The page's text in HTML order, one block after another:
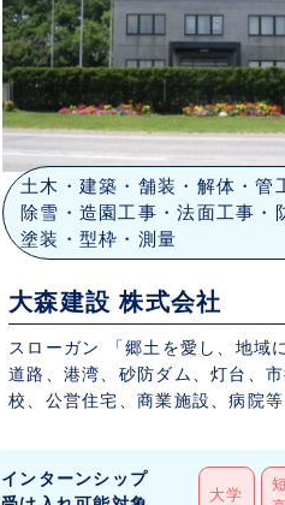
土木・建築・舗装・解体・管
除雪・造園工事・法面工事・
塗装・型枠・測量
大森建設 株式会社
スローガン 「郷土を愛し、地域
道路、港湾、砂防ダム、灯台、
校、公営住宅、商業施設、病院
インターンシップ
大学